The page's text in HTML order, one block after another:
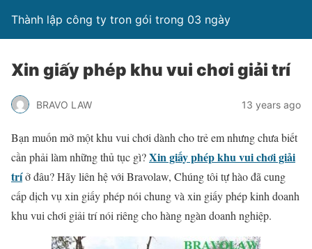
Thành lập công ty tron gói trong 03 ngày
Xin giấy phép khu vui chơi giải trí
BRAVO LAW 13 years ago
Bạn muốn mở một khu vui chơi dành cho trẻ em nhưng chưa biết
cần phải làm những thủ tục gì?Xin giấy phép khu vui chơi giải
tríở đâu? Hãy liên hệ với Bravolaw, Chúng tôi tự hào đã cung
cấp dịch vụ xin giấy phép nói chung và xin giấy phép kinh doanh
khu vui chơi giải trí nói riêng cho hàng ngàn doanh nghiệp.